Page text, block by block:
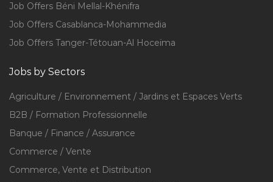
Job Offers Béni Mellal-Khénifra
Job Offers Casablanca-Mohammedia
Job Offers Tanger-Tétouan-Al Hoceïma
Jobs by Sectors
Agriculture / Environnement / Jardins et Espaces Verts
B2B / Formation Professionnelle
Banque / Finance / Assurance
Commerce / Vente
Commerce, Vente et Distribution